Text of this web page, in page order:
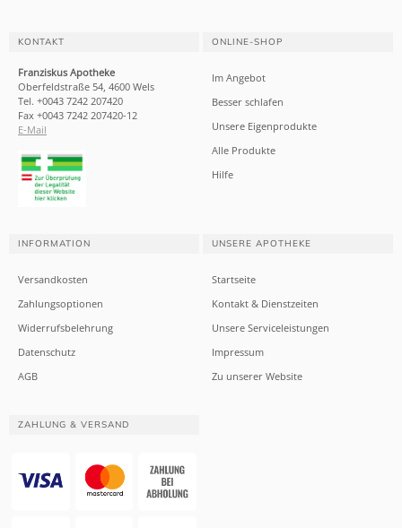
KONTAKT
Franziskus Apotheke
Oberfeldstraße 54, 4600 Wels
Tel. +0043 7242 207420
Fax +0043 7242 207420-12
E-Mail
ONLINE-SHOP
Im Angebot
Besser schlafen
Unsere Eigenprodukte
Alle Produkte
Hilfe
INFORMATION
Versandkosten
Zahlungsoptionen
Widerrufsbelehrung
Datenschutz
AGB
UNSERE APOTHEKE
Startseite
Kontakt & Dienstzeiten
Unsere Serviceleistungen
Impressum
Zu unserer Website
ZAHLUNG & VERSAND